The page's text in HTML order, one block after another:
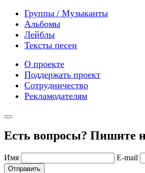
Группы / Музыканты
Альбомы
Лейблы
Тексты песен
О проекте
Поддержать проект
Сотрудничество
Рекламодателям
Есть вопросы? Пишите
Имя E-mail